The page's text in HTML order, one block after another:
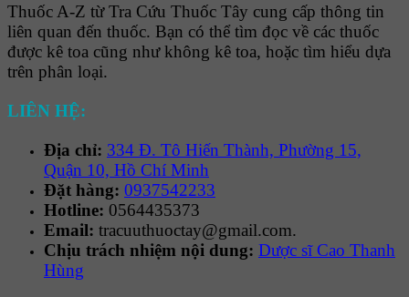
Thuốc A-Z từ Tra Cứu Thuốc Tây cung cấp thông tin
liên quan đến thuốc. Bạn có thể tìm đọc về các thuốc
được kê toa cũng như không kê toa, hoặc tìm hiểu dựa
trên phân loại.
LIÊN HỆ:
Địa chỉ: 334 Đ. Tô Hiến Thành, Phường 15,
Quận 10, Hồ Chí Minh
Đặt hàng: 0937542233
Hotline: 0564435373
Email: tracuuthuoctay@gmail.com.
Chịu trách nhiệm nội dung: Dược sĩ Cao Thanh
Hùng